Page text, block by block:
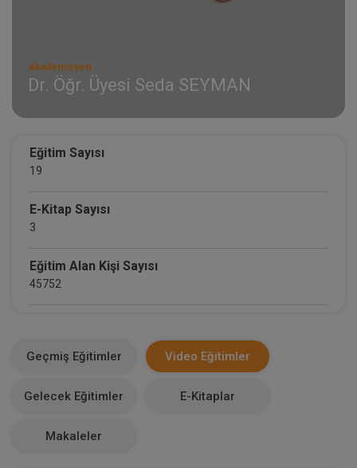
Akademisyen
Dr. Öğr. Üyesi Seda SEYMAN
Eğitim Sayısı
19
E-Kitap Sayısı
3
Eğitim Alan Kişi Sayısı
45752
0
Geçmiş Eğitimler Video Eğitimler
Gelecek Eğitimler E-Kitaplar
Makaleler